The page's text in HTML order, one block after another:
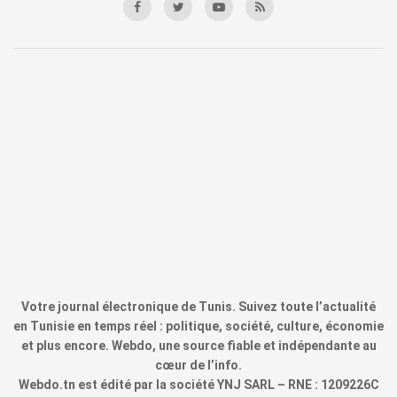
Votre journal électronique de Tunis. Suivez toute l’actualité
en Tunisie en temps réel : politique, société, culture, économie
et plus encore. Webdo, une source fiable et indépendante au
cœur de l’info.
Webdo.tn est édité par la société YNJ SARL – RNE : 1209226C